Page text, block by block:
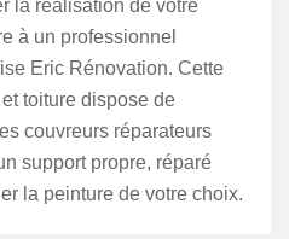
la réalisation de votre
à un professionnel
Eric Rénovation. Cette
toiture dispose de
couvreurs réparateurs
support propre, réparé
la peinture de votre choix.